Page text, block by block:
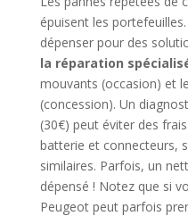
épuisent les
dépenser pour des
la réparation
mouvants (occasion) et
(concession). Un
(30€) peut éviter des
batterie et connecteurs,
similaires. Parfois, un
dépensé ! Notez que si
Peugeot peut parfois